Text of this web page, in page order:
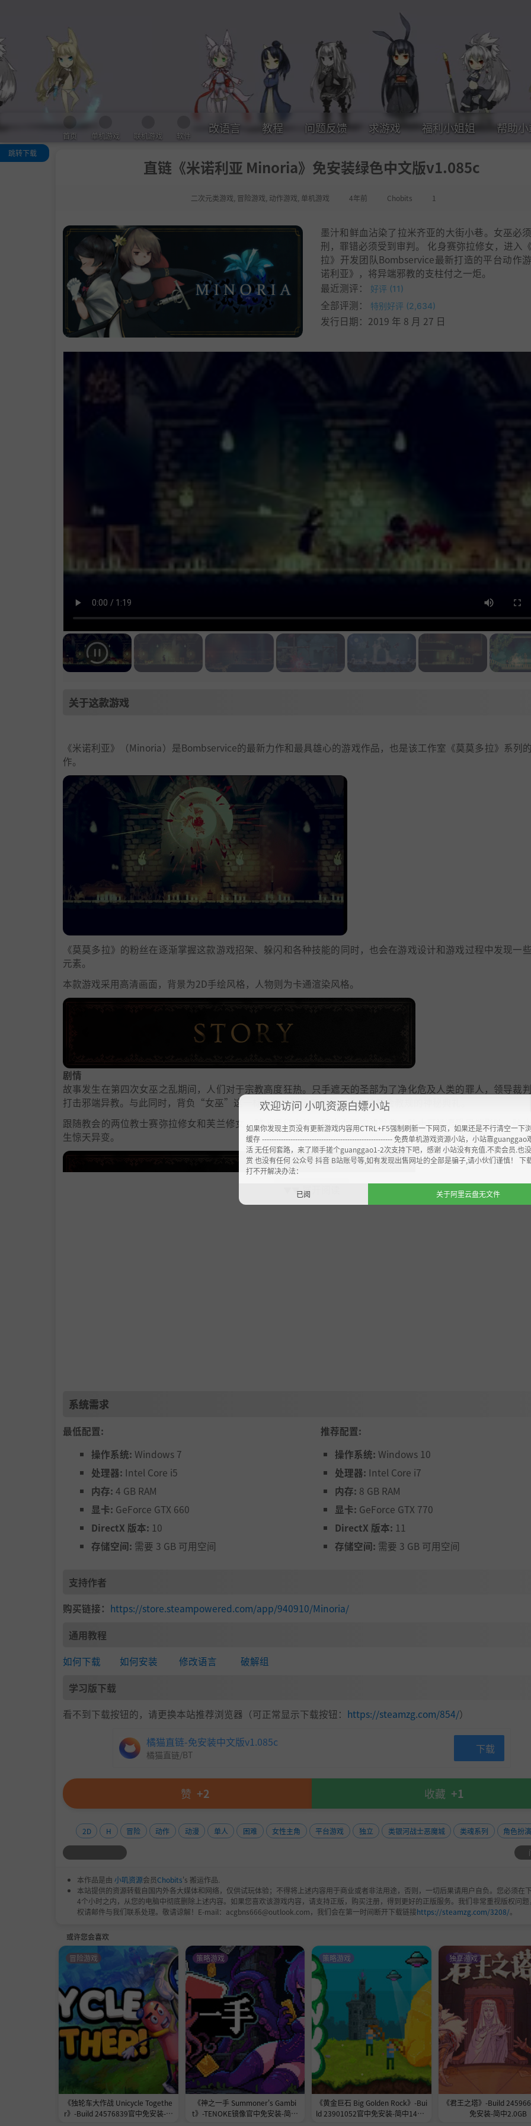
首页 单机游戏 联机游戏 软件
改语言 教程 问题反馈 求游戏 福利小姐姐 帮助
直链《米诺利亚 Minoria》免安装绿色中文版v1.085c
二次元类游戏 冒险游戏 动作游戏 单机游戏 4年前 Chobits 1
跳转下载
墨汁和鲜血沾染了拉米齐亚的大街小巷。女巫必
刑，罪错必须受到审判。 化身赛弥拉修女，进入
拉》开发团队Bombservice最新打造的平台动作
诺利亚》，将异端邪教的支柱付之一炬。
最近测评：
好评 (11)
全部评测： 特别好评 (2,634)
发行日期：2019 年 8 月 27 日
关于这款游戏
《米诺利亚》（Minoria）是Bombservice的最新力作和最具雄心的游戏作品，也是该工作室《莫莫多拉》系列
作。
《莫莫多拉》的粉丝在逐渐掌握这款游戏招架、躲闪和各种技能的同时，也会在游戏设计和游戏过程中发现一
元素。
本款游戏采用高清画面，背景为2D手绘风格，人物则为卡通渲染风格。
剧情
故事发生在第四次女巫之乱期间，人们对于宗教高度狂热。只手遮天的圣部为了净化危及人类的罪人，领导裁
打击邪端异教。与此同时，背负“女巫”这一标签的人则正在举行一场有悖教会教规的神秘典礼。
跟随教会的两位教士赛弥拉修女和芙兰修女，踏上远征之徒，阻止女巫完成禁典，防止百姓遭受异端影响，防
生惊天异变。
大家好！我是《米诺利亚》的制作人和监制rdein。
最后，我都花了很多心血。游戏开发的过程中，我们不断探索和拓展这个宇宙中的各种概念，我觉得非常有意思
项目确实有一些相似之处，尤其是《莫莫多拉》系列的最后一部作品《月下遐想》。
发行团队寄语
子特别煎熬。这款游戏集合了《莫莫多拉》各部作品的亮点和长处，同时增加剧情方面的笔墨，讲述了一个
事。我特别欣赏Bombservice这次采用的视觉风格，这次尝试十分特别，既保证了美术效果，又延续了开发团
部作品中不断超越自我的出色表现。
这部游戏不同凡响，如果你和我一样喜欢平台动作游戏，这款游戏绝对不能错过！
▼▼展开阅读
系统需求
最低配置:
操作系统: Windows 7
处理器: Intel Core i5
内存: 4 GB RAM
显卡: GeForce GTX 660
DirectX 版本: 10
存储空间: 需要 3 GB 可用空间
推荐配置:
操作系统: Windows 10
处理器: Intel Core i7
内存: 8 GB RAM
显卡: GeForce GTX 770
DirectX 版本: 11
存储空间: 需要 3 GB 可用空间
支持作者
购买链接： https://store.steampowered.com/app/940910/Minoria/
通用教程
如何下载 如何安装 修改语言 破解组
学习版下载
看不到下载按钮的，请更换本站推荐浏览器（可正常显示下载按钮： https://steamzg.com/854/）
橘猫直链-免安装中文版v1.085c
橘猫直链/BT 下载
赞 +2 收藏 +1
2D H 冒险 动作 动漫 单人 困难 女性主角 平台游戏 独立 类银河战士恶魔城 类魂系列 角色扮
本作品是由 小叽资源会员Chobits's 搬运作品.
本站提供的资源转载自国内外各大媒体和网络，仅供试玩体验；不得将上述内容用于商业或者非法用途，否则，一切后果请用户自负。您必须在
4个小时之内，从您的电脑中彻底删除上述内容。如果您喜欢该游戏内容，请支持正版，购买注册，得到更好的正版服务。我们非常重视版权问
权请邮件与我们联系处理。敬请谅解！E-mail：acgbns666@outlook.com，我们会在第一时间断开下载链接https://steamzg.com/3208/。
或许您会喜欢
《独轮车大作战 Unicycle Togethe
r》-Build 24576839官中免安装-简
冒险游戏
《神之一手 Summoner's Gambi
t》-TENOKE镜像官中免安装-简中
策略游戏
《黄金巨石 Big Golden Rock》-Bui
ld 23901052官中免安装-简中148.7
策略游戏
《君王之塔》-Build
免安装-简中2.0GB
独立游戏
欢迎访问 小叽资源白嫖小站
如果你发现主页没有更新游戏内容用CTRL+F5强制刷新一下网页，如果还是不行清空一下
缓存 ------------------------------------------------------- 免费单机游戏资源小站，小站靠guanggao
活 无任何套路，来了顺手搓个guanggao1-2次支持下吧，感谢 小站没有充值.不卖会员.也
赏 也没有任何 公众号 抖音 B站账号等,如有发现出售网址的全部是骗子,请小伙们谨慎！ 下
打不开解决办法：
已阅 关于阿里云盘无文件